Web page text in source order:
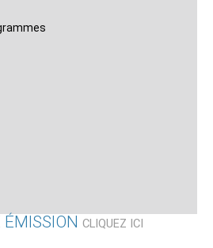
CLIQUEZ ICI